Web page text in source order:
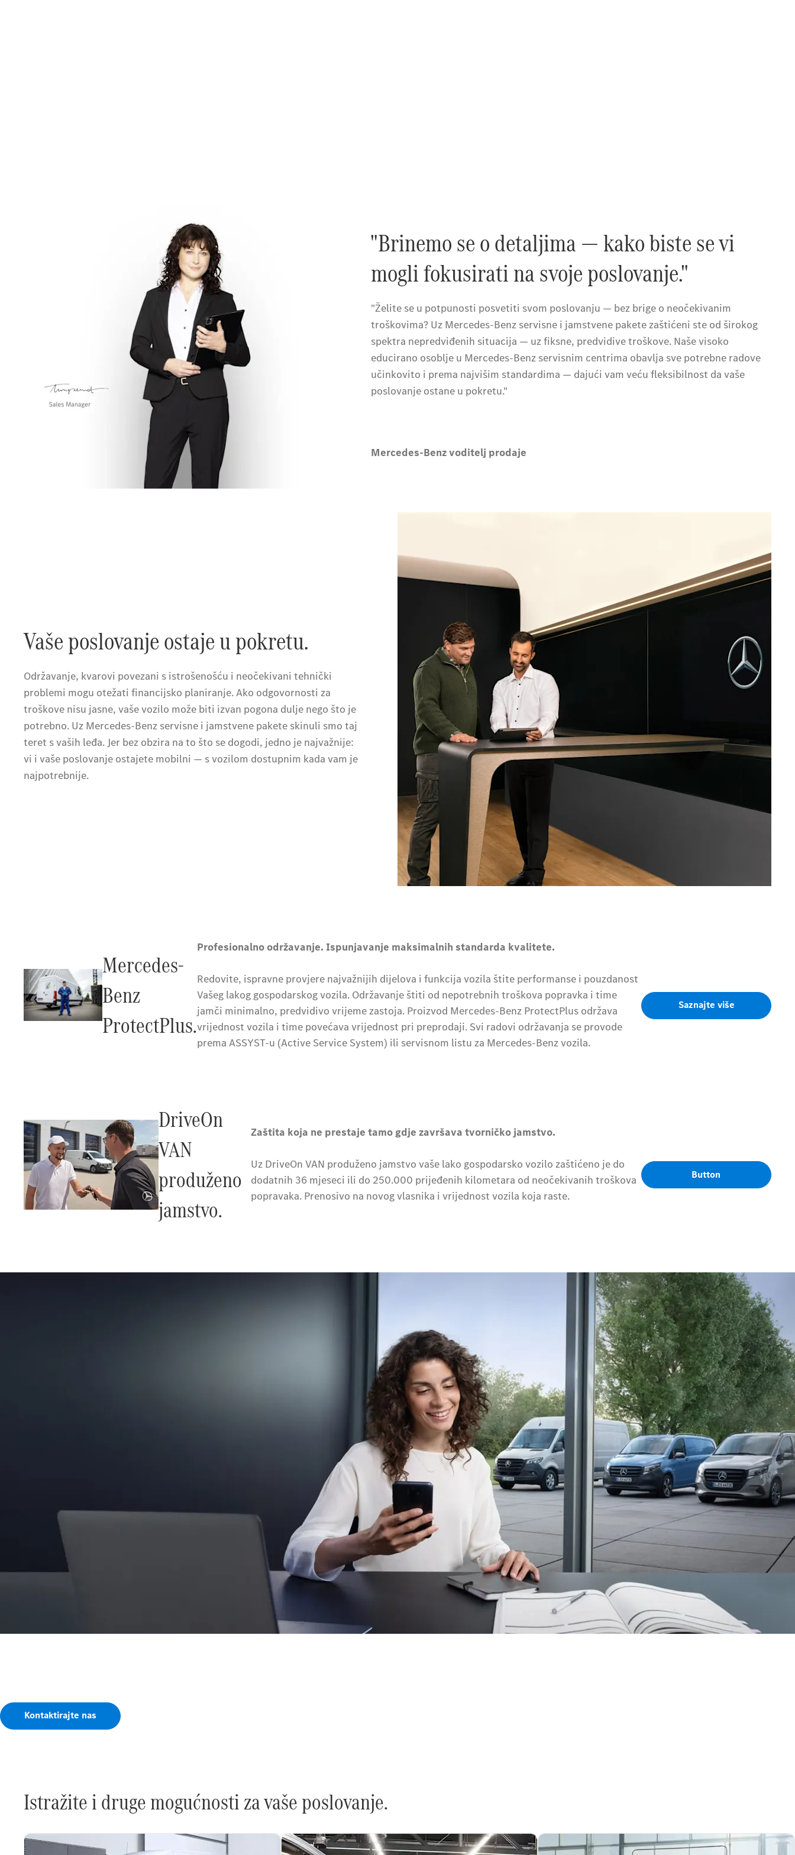
"Brinemo se o detaljima — kako biste se vi
mogli fokusirati na svoje poslovanje."
"Želite se u potpunosti posvetiti svom poslovanju — bez brige o neočekivanim
troškovima? Uz Mercedes-Benz servisne i jamstvene pakete zaštićeni ste od širokog
spektra nepredviđenih situacija — uz fiksne, predvidive troškove. Naše visoko
educirano osoblje u Mercedes-Benz servisnim centrima obavlja sve potrebne radove
učinkovito i prema najvišim standardima — dajući vam veću fleksibilnost da vaše
poslovanje ostane u pokretu."
Mercedes-Benz voditelj prodaje
Vaše poslovanje ostaje u pokretu.
Održavanje, kvarovi povezani s istrošenošću i neočekivani tehnički
problemi mogu otežati financijsko planiranje. Ako odgovornosti za
troškove nisu jasne, vaše vozilo može biti izvan pogona dulje nego što je
potrebno. Uz Mercedes-Benz servisne i jamstvene pakete skinuli smo taj
teret s vaših leđa. Jer bez obzira na to što se dogodi, jedno je najvažnije:
vi i vaše poslovanje ostajete mobilni — s vozilom dostupnim kada vam je
najpotrebnije.
Mercedes-
Benz
ProtectPlus.
Profesionalno održavanje. Ispunjavanje maksimalnih standarda kvalitete.
Redovite, ispravne provjere najvažnijih dijelova i funkcija vozila štite performanse i pouzdanost
Vašeg lakog gospodarskog vozila. Održavanje štiti od nepotrebnih troškova popravka i time
jamči minimalno, predvidivo vrijeme zastoja. Proizvod Mercedes-Benz ProtectPlus održava
vrijednost vozila i time povećava vrijednost pri preprodaji. Svi radovi održavanja se provode
prema ASSYST-u (Active Service System) ili servisnom listu za Mercedes-Benz vozila.
Saznajte više
DriveOn
VAN
produženo
jamstvo.
Zaštita koja ne prestaje tamo gdje završava tvorničko jamstvo.
Uz DriveOn VAN produženo jamstvo vaše lako gospodarsko vozilo zaštićeno je do
dodatnih 36 mjeseci ili do 250.000 prijeđenih kilometara od neočekivanih troškova
popravaka. Prenosivo na novog vlasnika i vrijednost vozila koja raste.
Button
Kontaktirajte nas
Istražite i druge mogućnosti za vaše poslovanje.